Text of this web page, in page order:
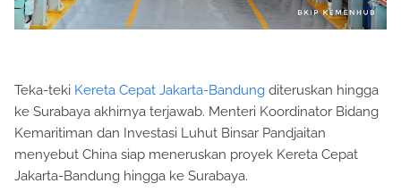
Teka-teki Kereta Cepat Jakarta-Bandung diteruskan hingga
ke Surabaya akhirnya terjawab. Menteri Koordinator Bidang
Kemaritiman dan Investasi Luhut Binsar Pandjaitan
menyebut China siap meneruskan proyek Kereta Cepat
Jakarta-Bandung hingga ke Surabaya.